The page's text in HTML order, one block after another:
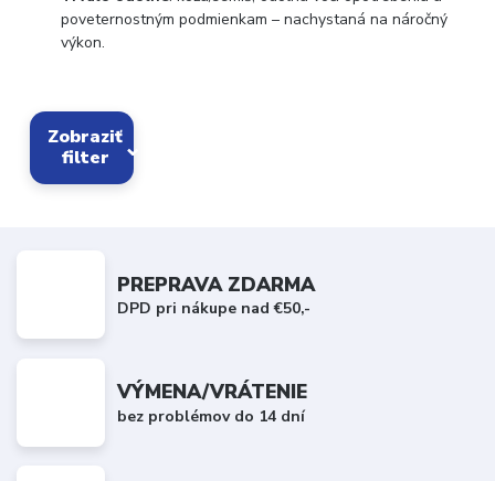
poveternostným podmienkam – nachystaná na náročný
výkon.
Zobraziť
filter
PREPRAVA ZDARMA
DPD pri nákupe nad €50,-
VÝMENA/VRÁTENIE
bez problémov do 14 dní